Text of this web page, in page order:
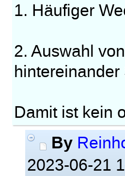
1. Häufiger
2. Auswahl
Damit ist kein
By
2023-06-21